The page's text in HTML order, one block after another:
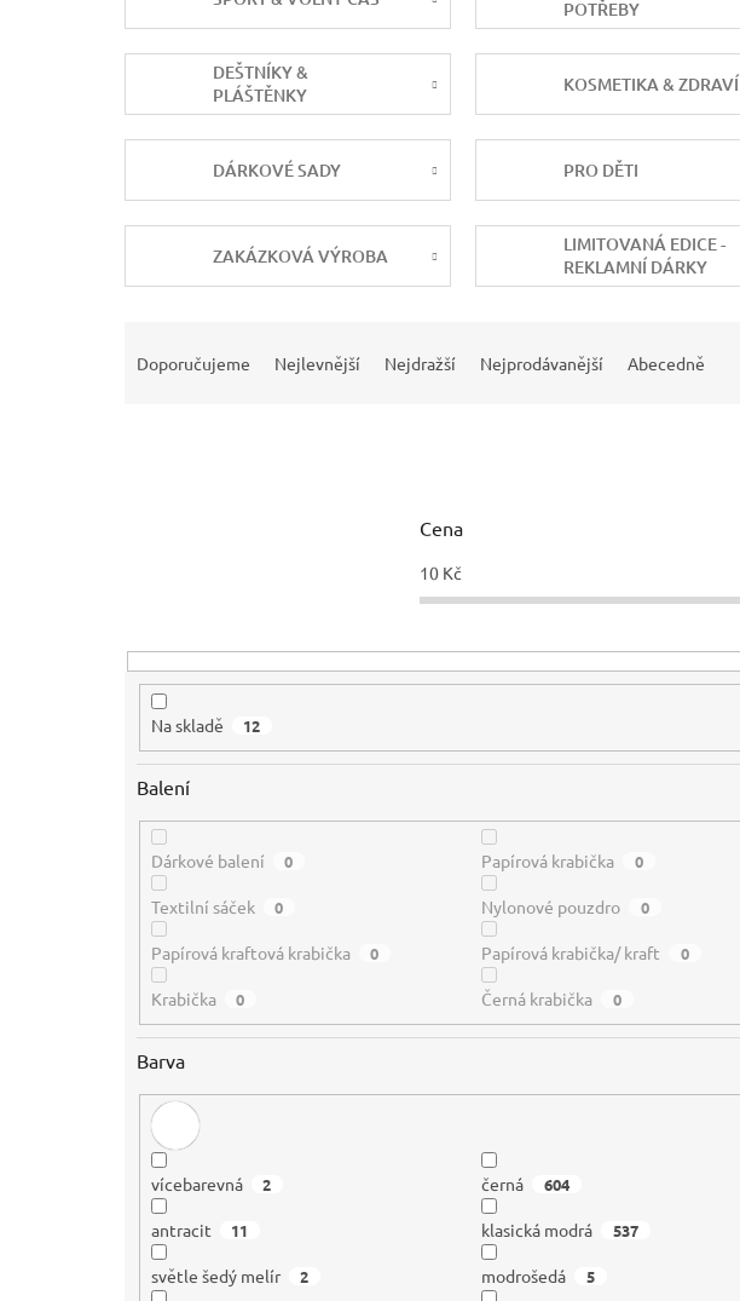
POTŘEBY
DEŠTNÍKY &
PLÁŠTĚNKY
KOSMETIKA & ZDRAVÍ
DÁRKOVÉ SADY PRO DĚTI
ZAKÁZKOVÁ VÝROBA
LIMITOVANÁ EDICE -
REKLAMNÍ DÁRKY
t
ů
Doporučujeme Nejlevnější Nejdražší Nejprodávanější Abecedně
Cena
10 Kč
Na skladě 12
Balení
Dárkové balení 0 Papírová krabička 0
Textilní sáček 0 Nylonové pouzdro 0
Papírová kraftová krabička 0 Papírová krabička/ kraft 0
Krabička 0 Černá krabička 0
Barva
vícebarevná 2 černá 604
antracit 11 klasická modrá 537
světle šedý melír 2 modrošedá 5